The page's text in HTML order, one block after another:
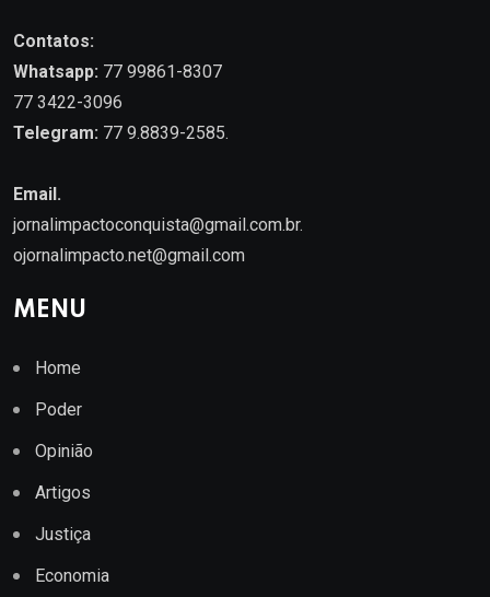
Contatos:
Whatsapp: 77 99861-8307
77 3422-3096
Telegram: 77 9.8839-2585.
Email.
jornalimpactoconquista@gmail.com.br.
ojornalimpacto.net@gmail.com
MENU
Home
Poder
Opinião
Artigos
Justiça
Economia